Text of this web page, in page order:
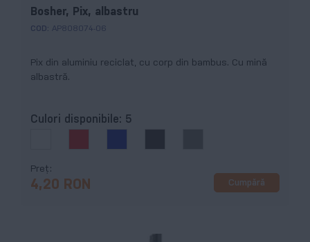
Bosher, Pix, albastru
COD: AP808074-06
Pix din aluminiu reciclat, cu corp din bambus. Cu mină
albastră.
Culori disponibile: 5
Preț
4,20 RON Cumpără